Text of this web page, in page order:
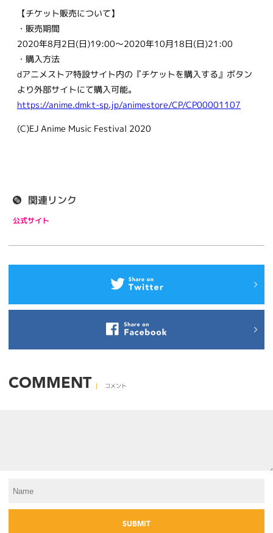
【チケット販売について】
・販売期間
2020年8月2日(日)19:00～2020年10月18日(日)21:00
・購入方法
dアニメストア特設サイト内の『チケットを購入する』ボタン
より外部サイトにて購入可能。
https://anime.dmkt-sp.jp/animestore/CP/CP00001107
(C)EJ Anime Music Festival 2020
関連リンク
公式サイト
COMMENT コメント